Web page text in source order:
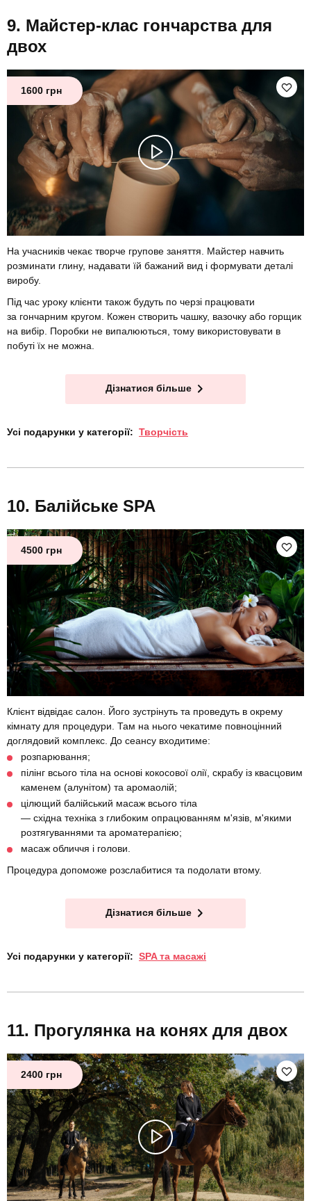
Майстер-клас гончарства для
двох
1600 грн
На учасників чекає творче групове заняття. Майстер навчить
розминати глину, надавати їй бажаний вид і формувати деталі
виробу.
Під час уроку клієнти також будуть по черзі працювати
за гончарним кругом. Кожен створить чашку, вазочку або горщик
на вибір. Поробки не випалюються, тому використовувати в
побуті їх не можна.
Дізнатися більше
Усі подарунки у категорії: Творчість
Балійське SPA
4500 грн
Клієнт відвідає салон. Його зустрінуть та проведуть в окрему
кімнату для процедури. Там на нього чекатиме повноцінний
доглядовий комплекс. До сеансу входитиме:
розпарювання;
пілінг всього тіла на основі кокосової олії, скрабу із квасцовим
каменем (алунітом) та аромаолій;
цілющий балійський масаж всього тіла
— східна техніка з глибоким опрацюванням м'язів, м'якими
розтягуваннями та ароматерапією;
масаж обличчя і голови.
Процедура допоможе розслабитися та подолати втому.
Дізнатися більше
Усі подарунки у категорії: SPA та масажі
Прогулянка на конях для двох
2400 грн